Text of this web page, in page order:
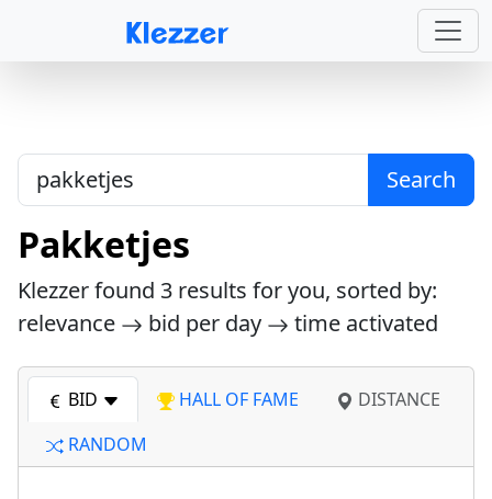
Search
Pakketjes
Klezzer found 3 results for you, sorted by:
relevance
bid per day time activated
BID HALL OF FAME
DISTANCE
RANDOM